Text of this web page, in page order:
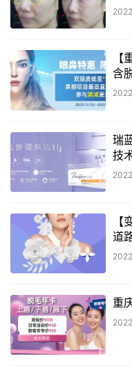
含
瑞
技
【
道
重